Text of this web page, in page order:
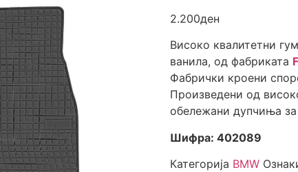
2.200ден
Високо квалитетни
ванила, од фабриката
Фабрички кроени
Произведени од
обележани дупчиња
Шифра: 402089
Категорија BMW